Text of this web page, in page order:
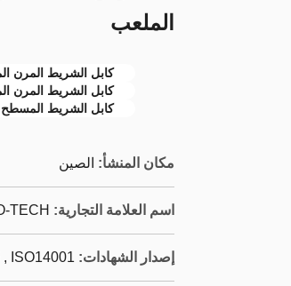
الملعب
كابل الشريط المرن المسطح
كابل الشريط المرن
كابل الشريط المسطح 2.54 مم 15 دبوسًا
مكان المنشأ: الصين
اسم العلامة التجارية: TECH
إصدار الشهادات: ISO14001